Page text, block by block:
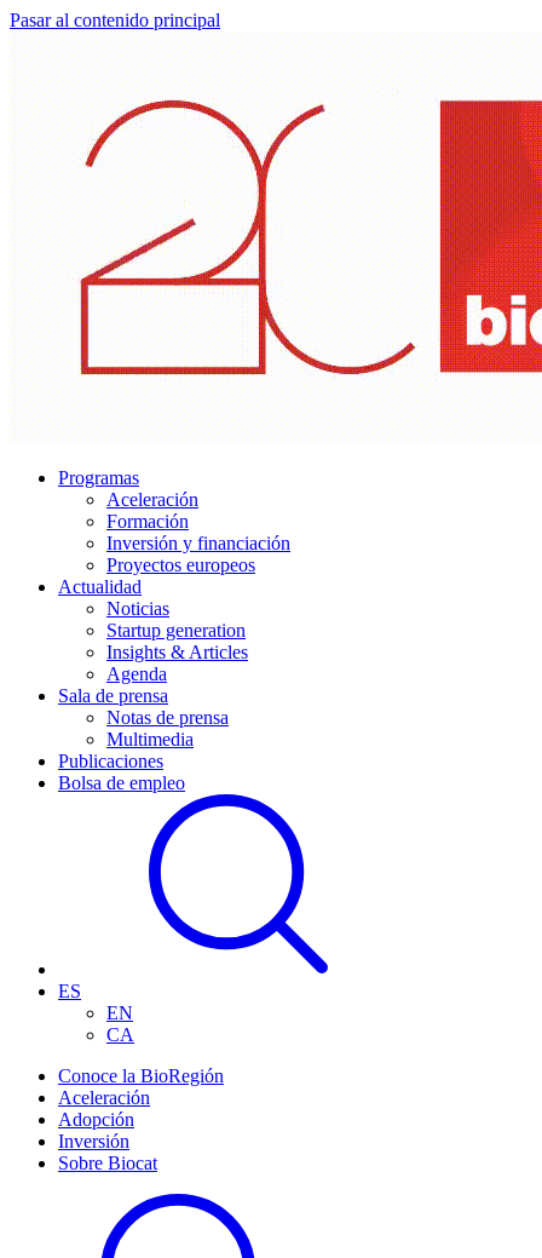
Pasar al contenido principal
Programas
Aceleración
Formación
Inversión y financiación
Proyectos europeos
Actualidad
Noticias
Startup generation
Insights & Articles
Agenda
Sala de prensa
Notas de prensa
Multimedia
Publicaciones
Bolsa de empleo
ES
EN
CA
Conoce la BioRegión
Aceleración
Adopción
Inversión
Sobre Biocat